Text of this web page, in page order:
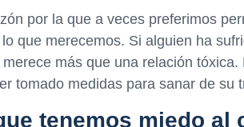
por la que a veces preferimos
que merecemos. Si alguien ha
más que una relación
tomado medidas para sanar de su
tenemos miedo al